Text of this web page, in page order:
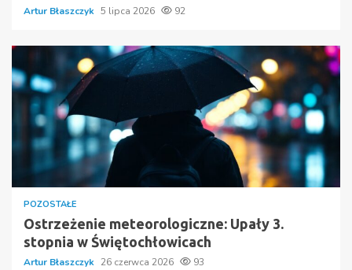
Artur Błaszczyk 5 lipca 2026 92
POZOSTAŁE
Ostrzeżenie meteorologiczne: Upały 3.
stopnia w Świętochłowicach
Artur Błaszczyk 26 czerwca 2026 93